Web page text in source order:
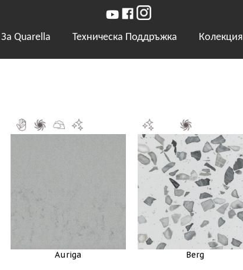
За Quarella Техническа Поддръжка Колекция
Auriga Berg